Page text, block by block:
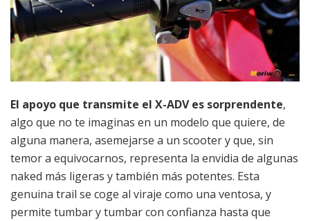
El apoyo que transmite el X-ADV es sorprendente,
algo que no te imaginas en un modelo que quiere, de
alguna manera, asemejarse a un scooter y que, sin
temor a equivocarnos, representa la envidia de algunas
naked más ligeras y también más potentes. Esta
genuina trail se coge al viraje como una ventosa, y
permite tumbar y tumbar con confianza hasta que